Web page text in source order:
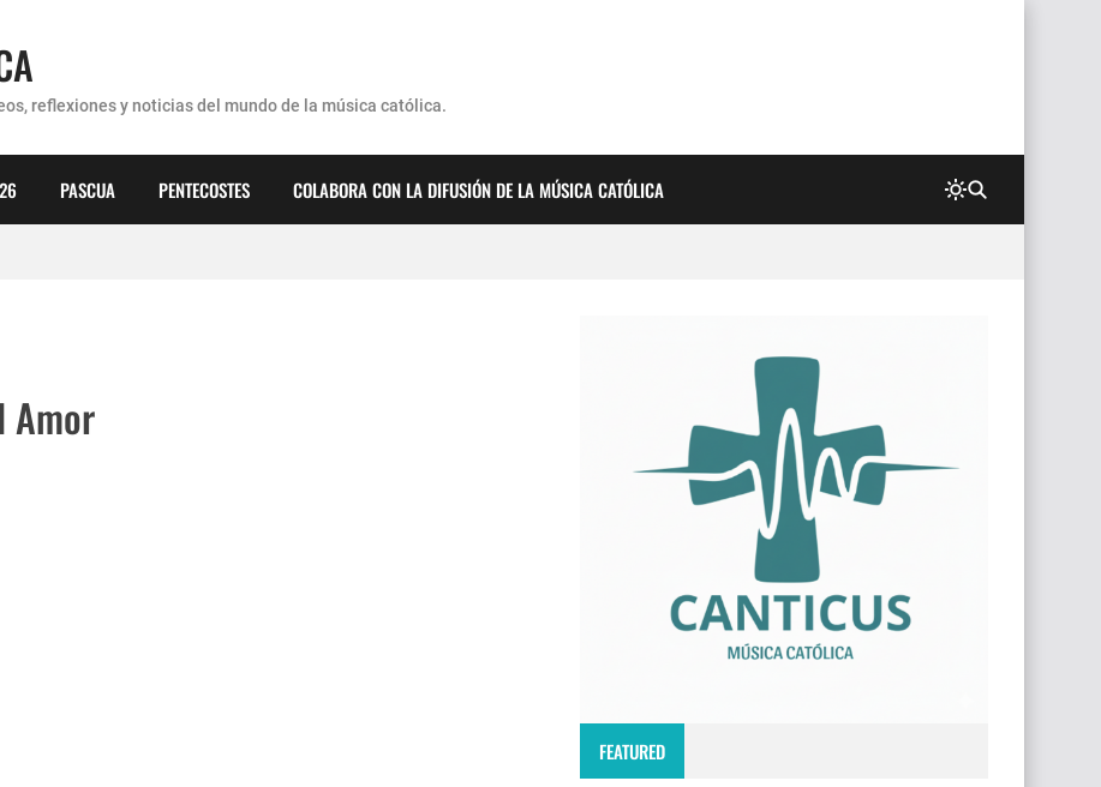
reflexiones y noticias del mundo de la música católica.
PASCUA PENTECOSTES COLABORA CON LA DIFUSIÓN DE LA MÚSICA CATÓLICA
Amor
FEATURED